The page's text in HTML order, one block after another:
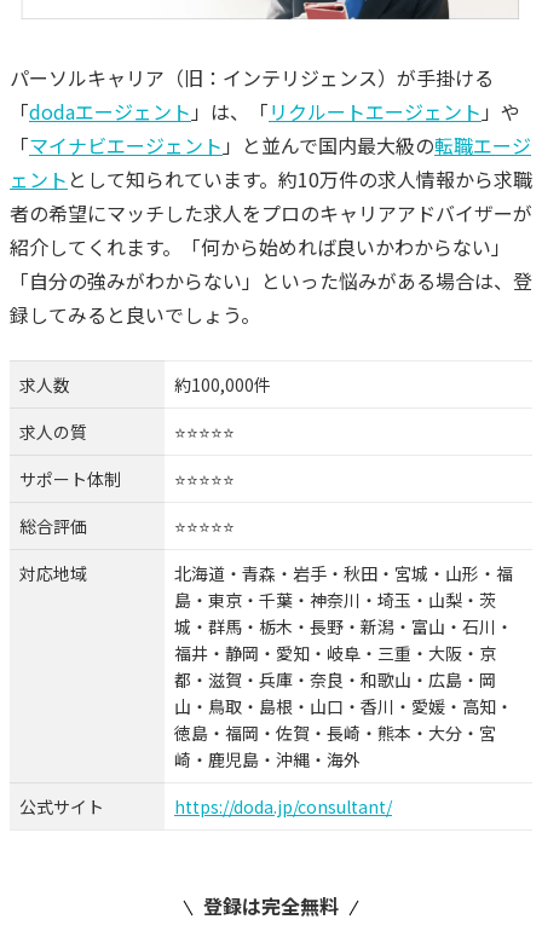
パーソルキャリア（旧：インテリジェンス）が手掛ける
「dodaエージェント 」は、「リクルートエージェント 」や
「マイナビエージェント 」と並んで国内最大級の転職エージ
ェント として知られています。約10万件の求人情報から求職
者の希望にマッチした求人をプロのキャリアアドバイザーが
紹介してくれます。「何から始めれば良いかわからない」
「自分の強みがわからない」といった悩みがある場合は、登
録してみると良いでしょう。
求人数
約100,000件
求人の質
⭐️⭐️⭐️⭐️⭐️
サポート体制
⭐️⭐️⭐️⭐️⭐️
総合評価
⭐️⭐️⭐️⭐️⭐️
対応地域
北海道・青森・岩手・秋田・宮城・山形・福
島・東京・千葉・神奈川・埼玉・山梨・茨
城・群馬・栃木・長野・新潟・富山・石川・
福井・静岡・愛知・岐阜・三重・大阪・京
都・滋賀・兵庫・奈良・和歌山・広島・岡
山・鳥取・島根・山口・香川・愛媛・高知・
徳島・福岡・佐賀・長崎・熊本・大分・宮
崎・鹿児島・沖縄・海外
公式サイト
https://doda.jp/consultant/
登録は完全無料